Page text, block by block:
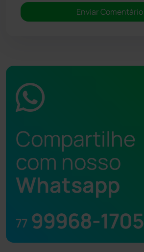
Compartilhe
com nosso
Whatsapp
77 99968-1705